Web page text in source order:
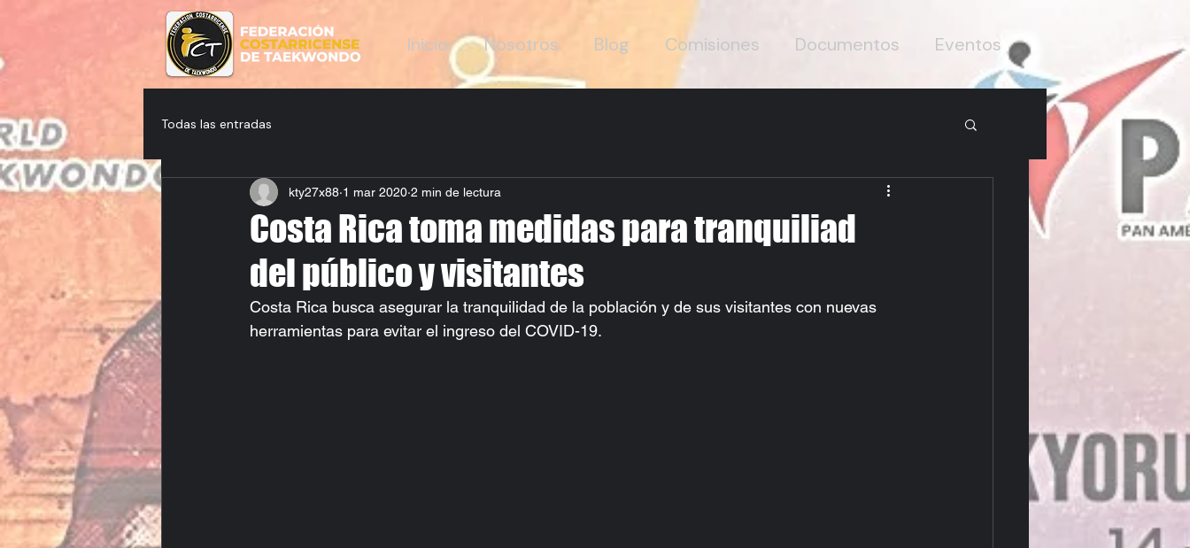
Inicio Nosotros Blog Comisiones Documentos Eventos
Todas las entradas
Costa Rica toma medidas para tranquiliad
del público y visitantes
kty27x88 1 mar 2020 2 min de lectura
Costa Rica busca asegurar la tranquilidad de la población y de sus visitantes con nuevas
herramientas para evitar el ingreso del COVID-19.